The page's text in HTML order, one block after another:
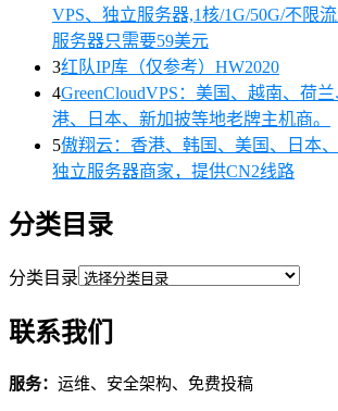
VPS、独立服务器,1核/1G/50G/不限
服务器只需要59美元
3红队IP库（仅参考）HW2020
4GreenCloudVPS：美国、越南、荷
港、日本、新加披等地老牌主机商。
5傲翔云：香港、韩国、美国、日本
独立服务器商家，提供CN2线路
分类目录
分类目录
联系我们
服务： 运维、安全架构、免费投稿